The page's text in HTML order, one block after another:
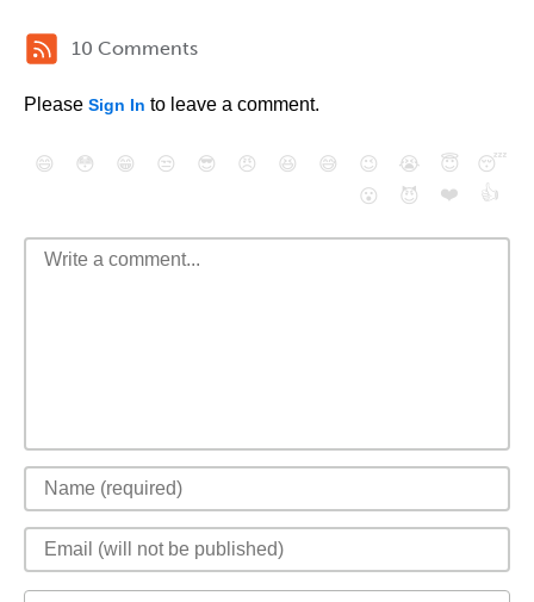
10 Comments
Please Sign In to leave a comment.
😄 😳 😁 😒 😎 😠 😆 😅 😉 😭 😇
😴
😮
😈 ❤️ 👍